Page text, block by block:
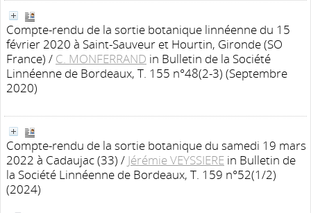
Compte-rendu de la sortie botanique linnéenne du 15
février 2020 à Saint-Sauveur et Hourtin, Gironde (SO
France) / C. MONFERRAND in Bulletin de la Société
Linnéenne de Bordeaux, T. 155 n°48(2-3) (Septembre
2020)
Compte-rendu de la sortie botanique du samedi 19 mars
2022 à Cadaujac (33) / Jérémie VEYSSIERE in Bulletin de
la Société Linnéenne de Bordeaux, T. 159 n°52(1/2)
(2024)